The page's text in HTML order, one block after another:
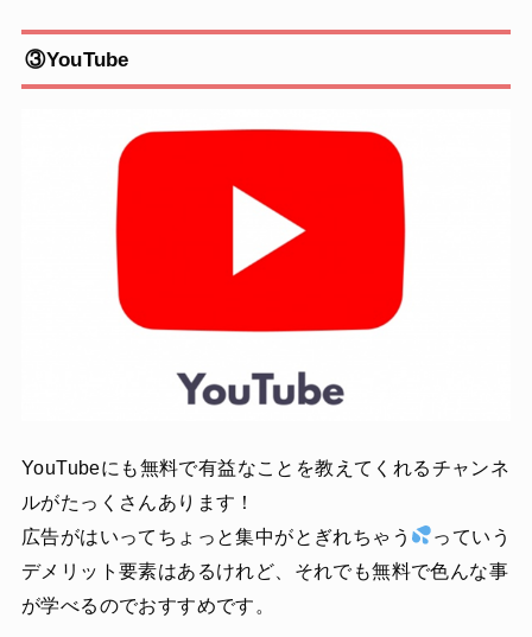
③YouTube
YouTubeにも無料で有益なことを教えてくれるチャンネ
ルがたっくさんあります！
広告がはいってちょっと集中がとぎれちゃう
っていう
デメリット要素はあるけれど、それでも無料で色んな事
が学べるのでおすすめです。